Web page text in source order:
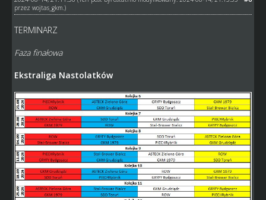
przez wojtas_gkm.)
TERMINARZ
Faza finałowa
Ekstraliga Nastolatków